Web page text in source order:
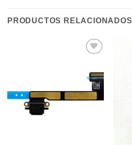
PRODUCTOS RELACIONADOS
lista de
deseos